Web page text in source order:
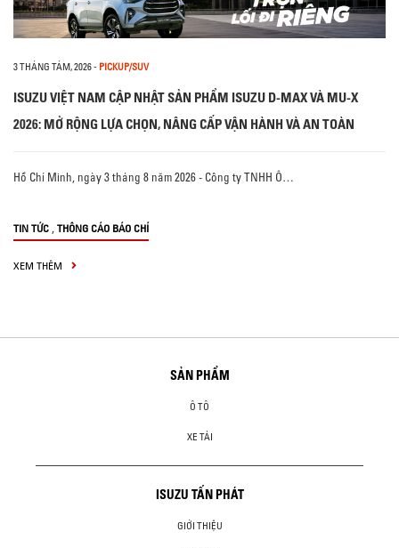
3 THÁNG TÁM, 2026- PICKUP/SUV
ISUZU VIỆT NAM CẬP NHẬT SẢN PHẨM ISUZU D-MAX VÀ MU-X
2026: MỞ RỘNG LỰA CHỌN, NÂNG CẤP VẬN HÀNH VÀ AN TOÀN
Hồ Chí Minh, ngày 3 tháng 8 năm 2026 - Công ty TNHH Ô…
TIN TỨC , THÔNG CÁO BÁO CHÍ
XEM THÊM
SẢN PHẨM
Ô TÔ
XE TẢI
ISUZU TẤN PHÁT
GIỚI THIỆU